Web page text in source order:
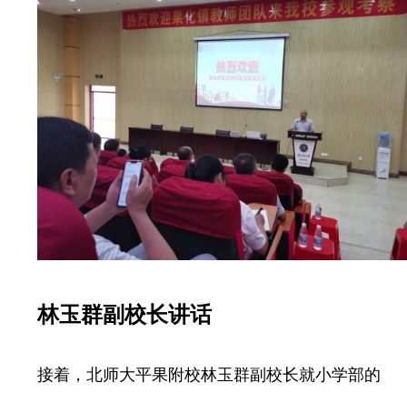
林玉群副校长讲话
接着，北师大平果附校林玉群副校长就小学部的